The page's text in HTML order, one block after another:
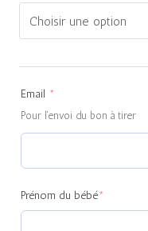
Email *
Pour l'envoi du bon à tirer
Prénom du bébé*